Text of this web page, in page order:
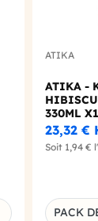
ATIKA
ATIKA -
330ML
23,32 €
Soit 1,94 €
PACK